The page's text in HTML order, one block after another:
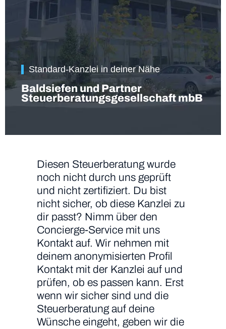
Standard-Kanzlei in deiner Nähe
Baldsiefen und Partner
Steuerberatungsgesellschaft mbB
Diesen Steuerberatung wurde
noch nicht durch uns geprüft
und nicht zertifiziert. Du bist
nicht sicher, ob diese Kanzlei zu
dir passt? Nimm über den
Concierge-Service mit uns
Kontakt auf. Wir nehmen mit
deinem anonymisierten Profil
Kontakt mit der Kanzlei auf und
prüfen, ob es passen kann. Erst
wenn wir sicher sind und die
Steuerberatung auf deine
Wünsche eingeht, geben wir die